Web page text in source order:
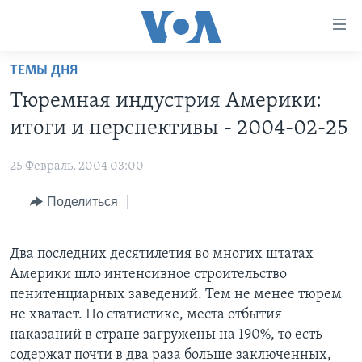
Перейти
основной
контент
навигации
поиск
ПРОГРАММЫ
НОВОСТИ ЗА МИНУТУ
ИТОГИ
ДИСКУССИЯ VOA
ДЕТАЛИ
НЬЮ-ЙОРК NEW YORK
АМЕРИКА. БОЛЬШОЕ ПУТЕШЕСТВИЕ
УЧИМ АНГЛИЙСКИЙ
НАША АМЕРИКАНСКАЯ ИСТОРИЯ
АРТЕФАКТЫ
АМЕРИКАНСКИЕ ГОРОДКИ
ТЕСТЫ
ЭКСПЕРТИЗА
ИНТЕРВЬЮ
ЗА СВОБОДУ ПРЕССЫ
УЧИМ АНГЛИЙСКИЙ
ВИДЕО
ПОДПИСКА НА НОВОСТИ
ТЕМЫ ДНЯ
Тюремная индустрия Америки:
итоги и перспективы - 2004-02-25
25 Февраль, 2004 03:00
Поделиться
Два последних десятилетия во многих штатах
Америки шло интенсивное строительство
пенитенциарных заведений. Тем не менее тюрем
не хватает. По статистике, места отбытия
наказаний в стране загружены на 190%, то есть
содержат почти в два раза больше заключенных,